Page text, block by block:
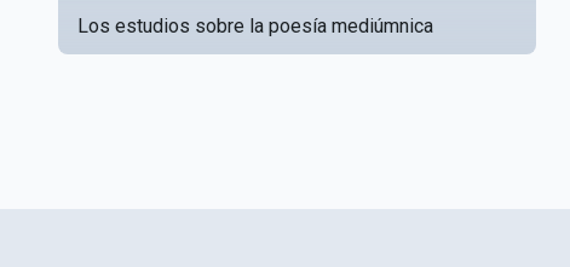
Los estudios sobre la poesía mediúmnica